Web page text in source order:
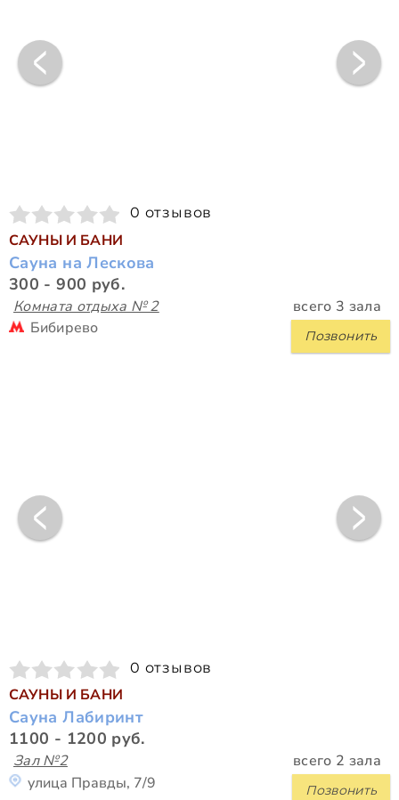
0 отзывов
САУНЫ И БАНИ
Сауна на Лескова
300 - 900 руб.
Комната отдыха № 2 всего 3 зала
Позвонить
Бибирево
0 отзывов
САУНЫ И БАНИ
Сауна Лабиринт
1100 - 1200 руб.
Зал №2 всего 2 зала
Позвонить
улица Правды, 7/9